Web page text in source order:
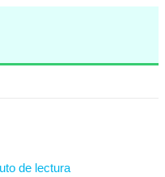
de lectura